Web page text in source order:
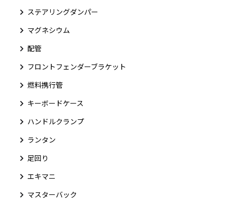
ステアリングダンパー
マグネシウム
配管
フロントフェンダーブラケット
燃料携行管
キーボードケース
ハンドルクランプ
ランタン
足回り
エキマニ
マスターバック